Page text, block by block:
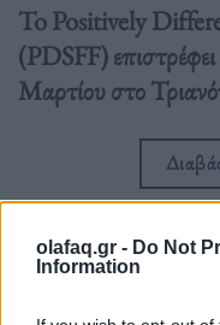
olafaq.gr - Do Not
Information
To Positively
(PDSFF)
Μαρτίου στο
Μικρού Μήκους, Ταινίες,